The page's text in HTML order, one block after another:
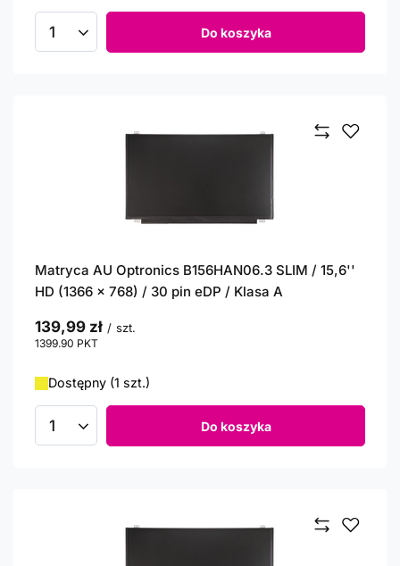
Ilość produktów Do koszyka
Matryca AU Optronics B156HAN06.3 SLIM / 15,6''
HD (1366 x 768) / 30 pin eDP / Klasa A
139,99 zł / szt.
1399.90 PKT
Dostępny (1 szt.)
Ilość produktów Do koszyka